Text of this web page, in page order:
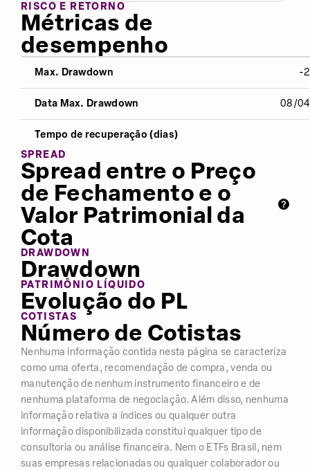
RISCO E RETORNO
Métricas de
desempenho
ÚLTIMOS
Desvio Padrão 14,48% -
Índice Sharpe 0,06
Retorno 8,76% 20,91%
Max. Drawdown -
Data Max. Drawdown 08/
Tempo de recuperação (dias)
SPREAD
Spread entre o Preço
de Fechamento e o
Valor Patrimonial da
Cota
DRAWDOWN
Drawdown
PATRIMÔNIO LÍQUIDO
Evolução do PL
COTISTAS
Número de Cotistas
Nenhuma informação contida nesta página se caracteriza
como uma oferta, recomendação de compra, venda ou
manutenção de nenhum instrumento financeiro e de
nenhuma plataforma de negociação. Além disso, nenhuma
informação relativa a índices ou qualquer outra
informação disponibilizada constitui qualquer tipo de
consultoria ou análise financeira. Nem o ETFs Brasil, nem
suas empresas relacionadas ou qualquer colaborador ou